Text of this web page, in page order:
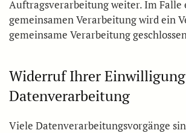
Auftragsverarbeitung weiter. Im Falle
gemeinsamen Verarbeitung wird ein
gemeinsame Verarbeitung
Widerruf Ihrer
Datenverarbeitung
Viele Datenverarbeitungsvorgänge